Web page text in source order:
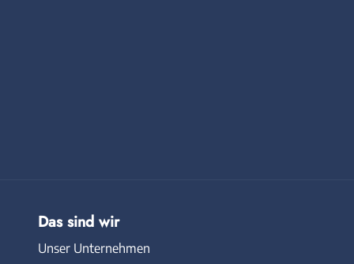
Das sind wir
Unser Unternehmen